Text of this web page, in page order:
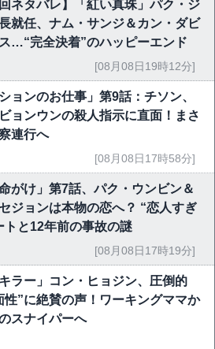
回ネタバレ】「紅い真珠」パク・ジ
就任、ナム・サンジ＆カン・ダビ
…“完全決着”のハッピーエンド
[08月08日19時12分]
ションのお仕事」第9話：チソン、
ョンウンの殺人指示に直面！まさ
連行へ
[08月08日17時58分]
命がけ」第7話、パク・ウンビン＆
ジョンは本物の恋へ？ “恋人すぎ
トと12年前の事故の謎
[08月08日17時19分]
キラー」コン・ヒョジン、圧倒的
性”に絶賛の声！ワーキングママか
スナイパーへ